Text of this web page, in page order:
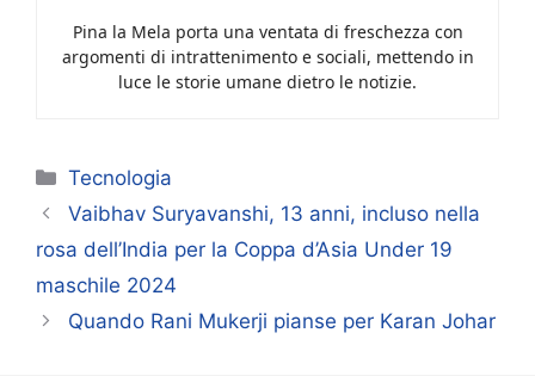
Pina la Mela porta una ventata di freschezza con
argomenti di intrattenimento e sociali, mettendo in
luce le storie umane dietro le notizie.
Categorie
Tecnologia
Vaibhav Suryavanshi, 13 anni, incluso nella
rosa dell’India per la Coppa d’Asia Under 19
maschile 2024
Quando Rani Mukerji pianse per Karan Johar